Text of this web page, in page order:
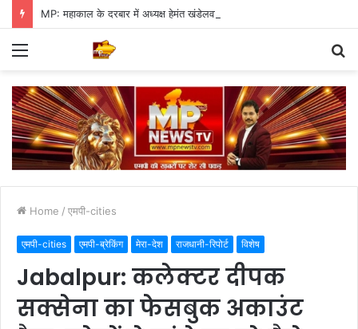
Menu
Home / एमपी-cities
एमपी-cities एमपी-ब्रेकिंग मेरा-देश राजधानी-रिपोर्ट विशेष
Jabalpur: कलेक्टर दीपक
सक्सेना का फेसबुक अकाउंट